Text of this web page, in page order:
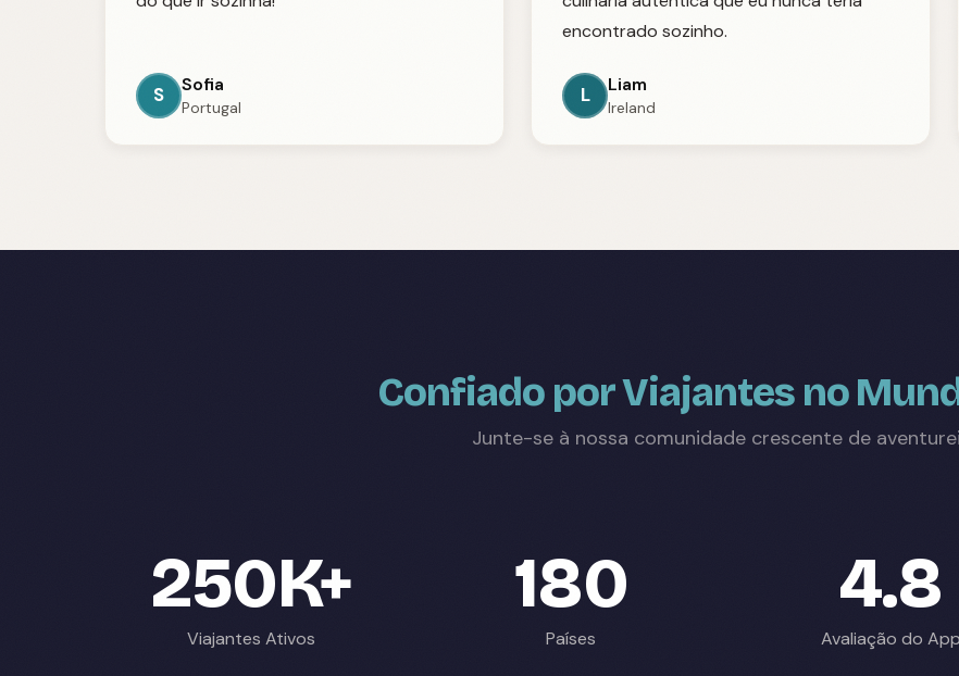
S Sofia
Portugal
encontrado sozinho.
L Liam
Ireland
Confiado por Viajantes no
Junte-se à nossa comunidade crescente de
250K+
Viajantes Ativos
180
Países
4.8
Avaliação do App